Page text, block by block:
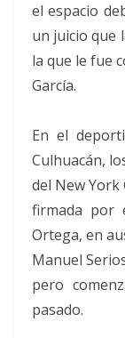
el espacio
un juicio que
la que le fue
García.
En el
Culhuacán,
del New
firmada por
Ortega, en
Manuel
pero
pasado.